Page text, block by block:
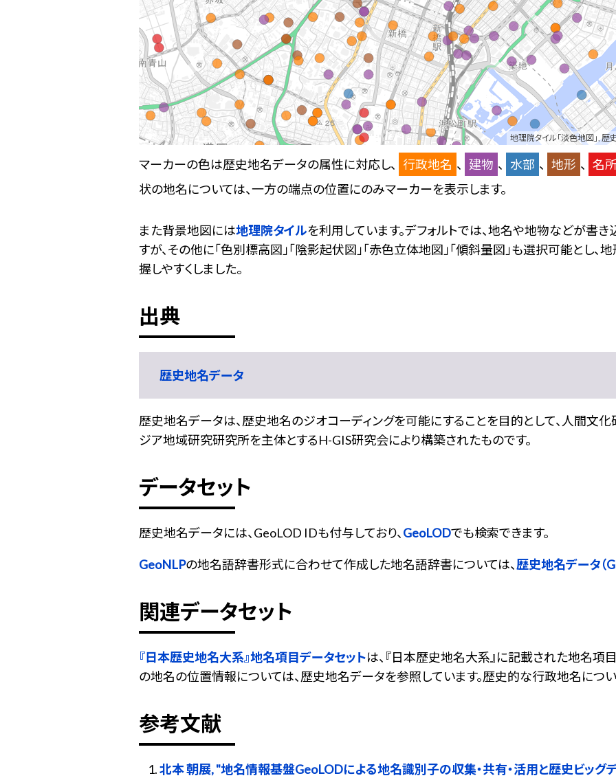
地理院タイル「淡色地図」,歴
マーカーの色は歴史地名データの属性に対応し、 行政地名 、 建物 、 水部 、 地形 、 名
状の地名については、一方の端点の位置にのみマーカーを表示します。
また背景地図には地理院タイルを利用しています。デフォルトでは、地名や地物などが書き
すが、その他に「色別標高図」「陰影起伏図」「赤色立体地図」「傾斜量図」も選択可能とし
握しやすくしました。
出典
歴史地名データ
歴史地名データは、歴史地名のジオコーディングを可能にすることを目的として、人間文
ジア地域研究研究所を主体とするH-GIS研究会により構築されたものです。
データセット
歴史地名データには、GeoLOD IDも付与しており、GeoLODでも検索できます。
GeoNLPの地名語辞書形式に合わせて作成した地名語辞書については、歴史地名データ（
関連データセット
『日本歴史地名大系』地名項目データセットは、『日本歴史地名大系』に記載された地名項
の地名の位置情報については、歴史地名データを参照しています。歴史的な行政地名につい
参考文献
北本 朝展, "地名情報基盤GeoLODによる地名識別子の収集・共有・活用と歴史ビッグ